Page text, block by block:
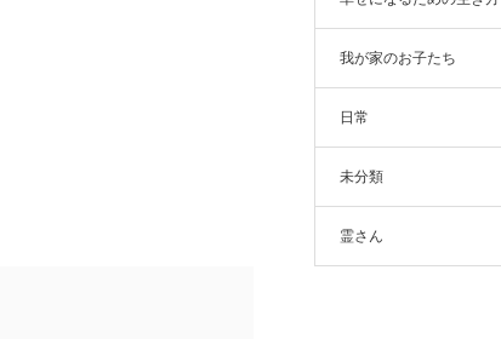
我が家のお子たち
日常
未分類
霊さん